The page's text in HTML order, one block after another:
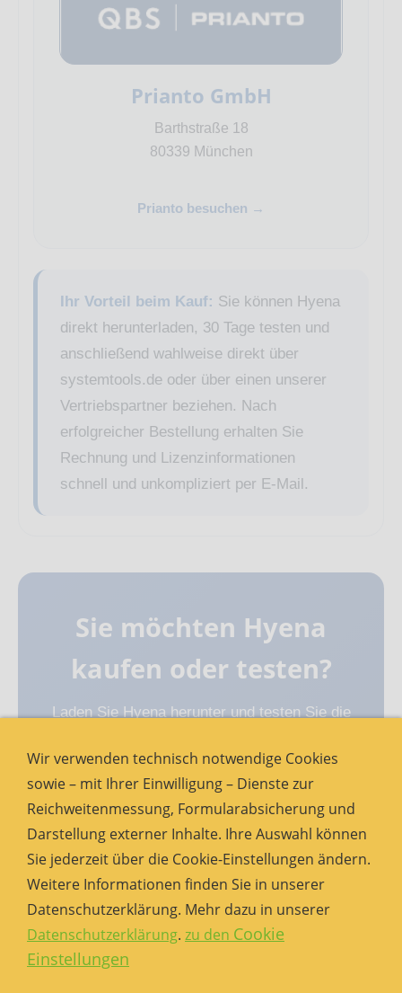
Prianto GmbH
Barthstraße 18
80339 München
Prianto besuchen →
Ihr Vorteil beim Kauf: Sie können Hyena
direkt herunterladen, 30 Tage testen und
anschließend wahlweise direkt über
systemtools.de oder über einen unserer
Vertriebspartner beziehen. Nach
erfolgreicher Bestellung erhalten Sie
Rechnung und Lizenzinformationen
schnell und unkompliziert per E-Mail.
Sie möchten Hyena
kaufen oder testen?
Laden Sie Hyena herunter und testen Sie die
und Active-Directory-Umgebung.
Anschließend können Sie Ihre passende
Neulizenz oder ein Upgrade anfragen.
Hyena herunterladen
Lizenz / Preis anfragen
Wir verwenden technisch notwendige Cookies
sowie – mit Ihrer Einwilligung – Dienste zur
Reichweitenmessung, Formularabsicherung und
Darstellung externer Inhalte. Ihre Auswahl können
Sie jederzeit über die Cookie-Einstellungen ändern.
Weitere Informationen finden Sie in unserer
Datenschutzerklärung. Mehr dazu in unserer
Datenschutzerklärung. zu den Cookie
Einstellungen